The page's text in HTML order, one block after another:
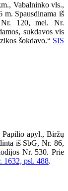
Vabalninko vls.,
m. Spausdinama iš
Nr. 120, mel. Nr.
sukdavos vis
šokdavo.“ SIS
Papilio apyl., Biržų
iš SbG, Nr. 86,
Nr. 530. Prie
1632, psl. 488.